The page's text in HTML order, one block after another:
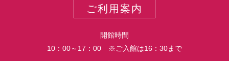
ご利用案内
開館時間
10：00～17：00 ※ご入館は16：30まで